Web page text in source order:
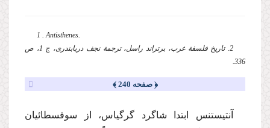
1 . Antisthenes.
2. تاریخ فلسفة‌ غرب، برتراند راسل، ترجمة نجف دریابندری، ج 1، ‌ص
336.
﴿ صفحه 240 ﴾
‌آنتیستنس‌ ابتدا شاگرد گرگیاس، از سوفسطائیان